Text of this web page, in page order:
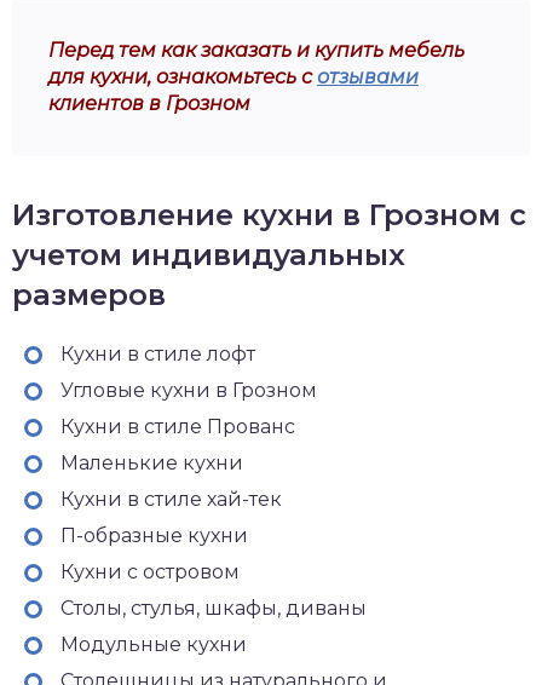
Перед тем как заказать и купить мебель
для кухни, ознакомьтесь сотзывами
клиентов в Грозном
Изготовление кухни в Грозном с
учетом индивидуальных
размеров
Кухни в стиле лофт
Угловые кухни в Грозном
Кухни в стиле Прованс
Маленькие кухни
Кухни в стиле хай-тек
П-образные кухни
Кухни с островом
Столы, стулья, шкафы, диваны
Модульные кухни